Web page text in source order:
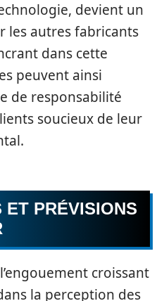
devient un
les autres fabricants
dans cette
peuvent ainsi
de responsabilité
soucieux de leur
ET PRÉVISIONS
croissant
la perception des